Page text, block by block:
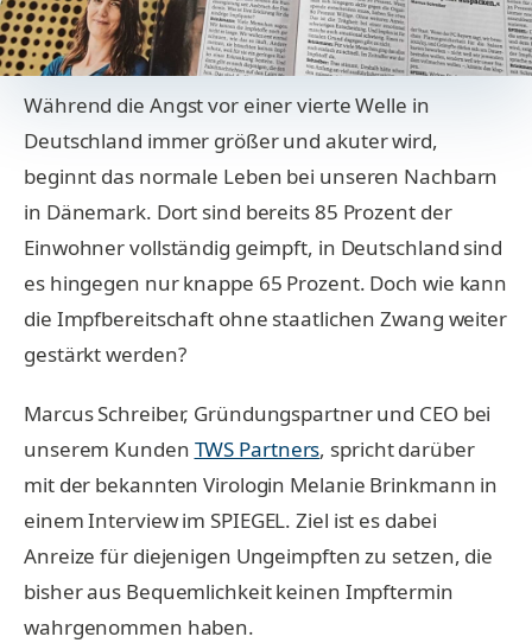
Während die Angst vor einer vierte Welle in
Deutschland immer größer und akuter wird,
beginnt das normale Leben bei unseren Nachbarn
in Dänemark. Dort sind bereits 85 Prozent der
Einwohner vollständig geimpft, in Deutschland sind
es hingegen nur knappe 65 Prozent. Doch wie kann
die Impfbereitschaft ohne staatlichen Zwang weiter
gestärkt werden?
Marcus Schreiber, Gründungspartner und CEO bei
unserem Kunden TWS Partners, spricht darüber
mit der bekannten Virologin Melanie Brinkmann in
einem Interview im SPIEGEL. Ziel ist es dabei
Anreize für diejenigen Ungeimpften zu setzen, die
bisher aus Bequemlichkeit keinen Impftermin
wahrgenommen haben.